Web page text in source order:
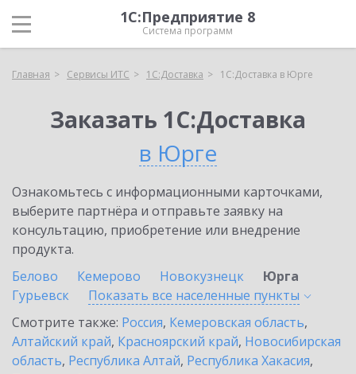
1С:Предприятие 8
Система программ
Главная Сервисы ИТС 1С:Доставка 1С:Доставка в Юрге
Заказать 1С:Доставка
в Юрге
Ознакомьтесь с информационными карточками,
выберите партнёра и отправьте заявку на
консультацию, приобретение или внедрение
продукта.
Белово
Кемерово Новокузнецк
Юрга
Гурьевск
Показать все населенные пункты
Смотрите также: Россия, Кемеровская область,
Алтайский край, Красноярский край, Новосибирская
область, Республика Алтай, Республика Хакасия,